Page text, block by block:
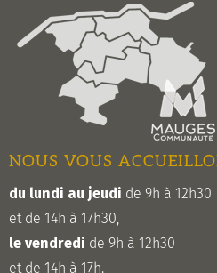
NOUS VOUS
du lundi au jeudi de 9h à 12h30
et de 14h à 17h30,
le vendredi de 9h à 12h30
et de 14h à 17h.